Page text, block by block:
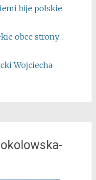
bije polskie
obce strony…
Wojciecha